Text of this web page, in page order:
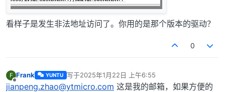
看样子是发生非法地址访问了。你用的是那个版本的驱动？
0
F
离线
Frank YUNTU 写于2025年1月22日 上午6:55
最后由 编辑
jianpeng.zhao@ytmicro.com 这是我的邮箱，如果方便的